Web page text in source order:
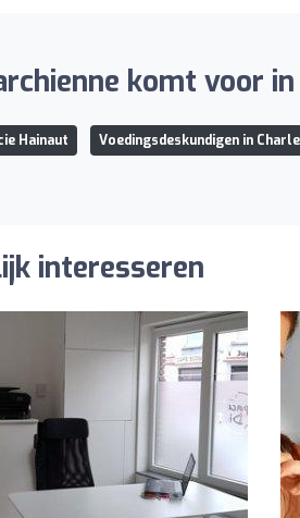
komt voor
Hainaut Voedingsdeskundigen in
interesseren